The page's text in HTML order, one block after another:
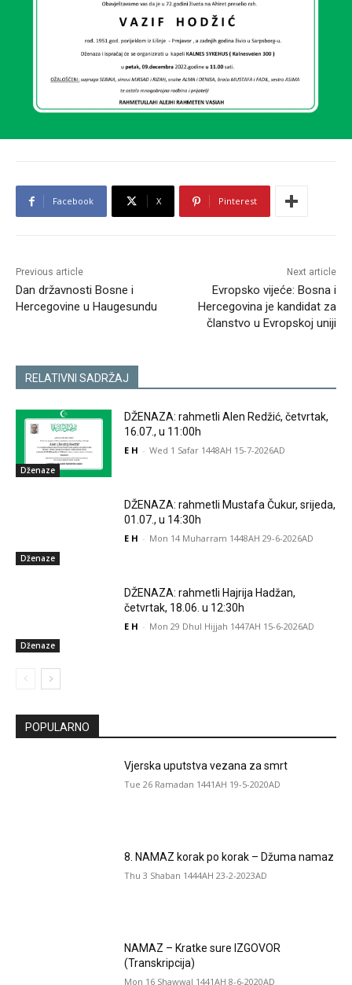
Facebook X Pinterest
Previous article
Dan državnosti Bosne i
Hercegovine u Haugesundu
Next article
Evropsko vijeće: Bosna i
Hercegovina je kandidat za
članstvo u Evropskoj uniji
RELATIVNI SADRŽAJ
Dženaze
DŽENAZA: rahmetli Alen Redžić, četvrtak,
16.07., u 11:00h
E H - Wed 1 Safar 1448AH 15-7-2026AD
Dženaze
DŽENAZA: rahmetli Mustafa Čukur, srijeda,
01.07., u 14:30h
E H - Mon 14 Muharram 1448AH 29-6-2026AD
Dženaze
DŽENAZA: rahmetli Hajrija Hadžan,
četvrtak, 18.06. u 12:30h
E H - Mon 29 Dhul Hijjah 1447AH 15-6-2026AD
POPULARNO
Vjerska uputstva vezana za smrt
Tue 26 Ramadan 1441AH 19-5-2020AD
8. NAMAZ korak po korak – Džuma namaz
Thu 3 Shaban 1444AH 23-2-2023AD
NAMAZ – Kratke sure IZGOVOR
(Transkripcija)
Mon 16 Shawwal 1441AH 8-6-2020AD